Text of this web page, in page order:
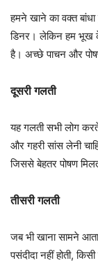
हमने खाने का वक्त
डिनर। लेकिन हम भूख
है। अच्छे पाचन और
दूसरी गलती
यह गलती सभी लोग
और गहरी सांस लेनी
जिससे बेहतर पोषण
तीसरी गलती
जब भी खाना सामने
पसंदीदा नहीं होती,